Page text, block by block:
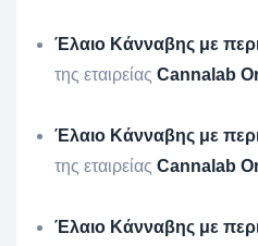
Έλαιο Κάνναβης με
της εταιρείας Cannalab
Έλαιο Κάνναβης με
της εταιρείας Cannalab
Έλαιο Κάνναβης με